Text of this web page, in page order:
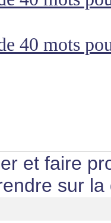
40 mots
et faire
sur